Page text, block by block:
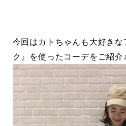
今回はカトちゃんも大好き
ク』を使ったコーデをご紹介